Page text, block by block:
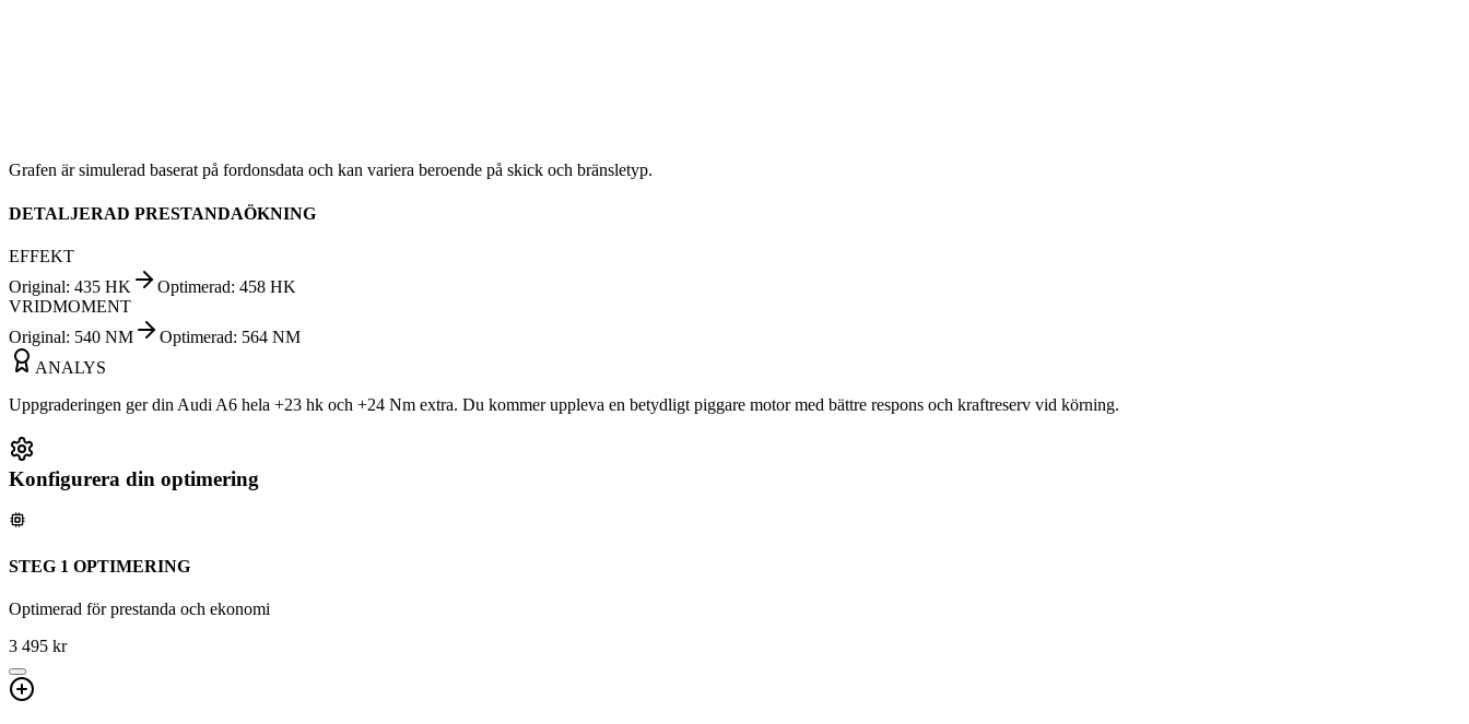
Grafen är simulerad baserat på fordonsdata och kan variera beroende på skick och bränsletyp.
DETALJERAD PRESTANDAÖKNING
EFFEKT
Original: 435 HK Optimerad: 458 HK
VRIDMOMENT
Original: 540 NM Optimerad: 564 NM
ANALYS
Uppgraderingen ger din Audi A6 hela +23 hk och +24 Nm extra. Du kommer uppleva en betydligt piggare motor med bättre respons och kraftreserv vid körning.
Konfigurera din optimering
STEG 1 OPTIMERING
Optimerad för prestanda och ekonomi
3 495 kr